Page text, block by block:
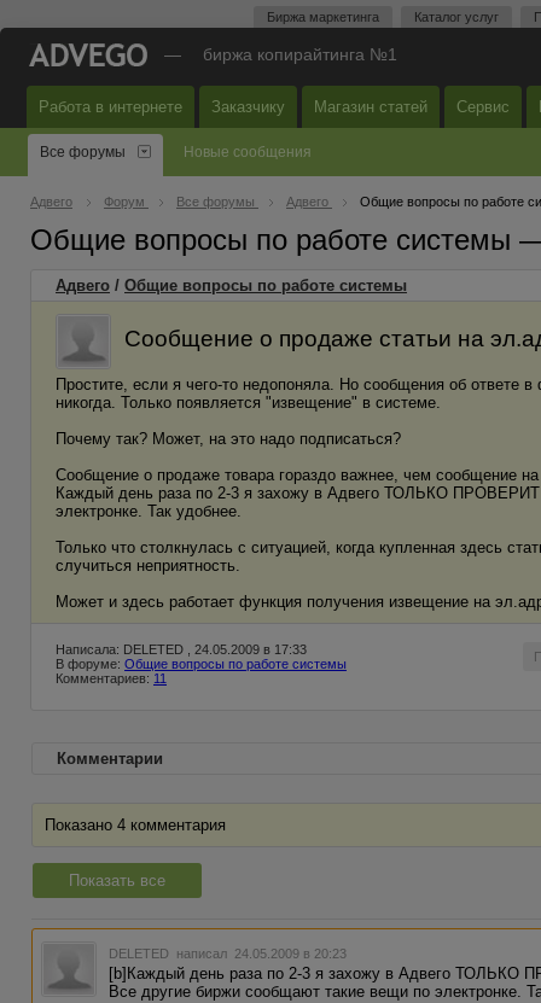
Биржа маркетинга Каталог услуг
— биржа копирайтинга №1
Работа в интернете Заказчику Магазин статей Сервис
Все форумы Новые сообщения
Адвего Форум Все форумы Адвего Общие вопросы по работе
Общие вопросы по работе системы
Адвего / Общие вопросы по работе системы
Сообщение о продаже статьи на
Простите, если я чего-то недопоняла. Но сообщения об ответе
никогда. Только появляется "извещение" в системе.
Почему так? Может, на это надо подписаться?
Сообщение о продаже товара гораздо важнее, чем сообщение
Каждый день раза по 2-3 я захожу в Адвего ТОЛЬКО
электронке. Так удобнее.
Только что столкнулась с ситуацией, когда купленная здесь
случиться неприятность.
Может и здесь работает функция получения извещение на
Написала: DELETED , 24.05.2009 в 17:33
В форуме: Общие вопросы по работе системы
Комментариев: 11
Комментарии
Показано 4 комментария
Показать все
DELETED написал 24.05.2009 в 20:23
[b]Каждый день раза по 2-3 я захожу в Адвего ТОЛЬКО
Все другие биржи сообщают такие вещи по электронке.